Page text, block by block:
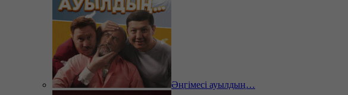
Әңгімесі ауылдың…